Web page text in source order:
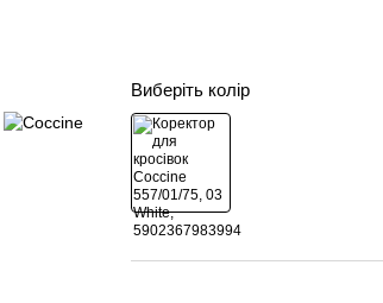
Виберіть колір